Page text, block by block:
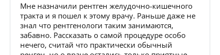
Мне назначили рентген желудочно-кишечного
тракта и я пошел к этому врачу. Раньше даже не
знал что рентгенологи таким занимаются,
забавно. Рассказать о самой процедуре особо
нечего, считай что практически обычный